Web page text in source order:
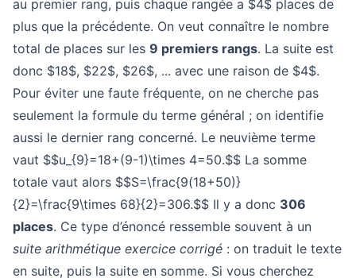
au premier rang, puis chaque rangée a $4$ places de
plus que la précédente. On veut connaître le nombre
total de places sur les 9 premiers rangs. La suite est
donc $18$, $22$, $26$, ... avec une raison de $4$.
Pour éviter une faute fréquente, on ne cherche pas
seulement la formule du terme général ; on identifie
aussi le dernier rang concerné. Le neuvième terme
vaut $$u_{9}=18+(9-1)\times 4=50.$$ La somme
totale vaut alors $$S=\frac{9(18+50)}
{2}=\frac{9\times 68}{2}=306.$$ Il y a donc 306
places. Ce type d’énoncé ressemble souvent à un
suite arithmétique exercice corrigé : on traduit le texte
en suite, puis la suite en somme. Si vous cherchez